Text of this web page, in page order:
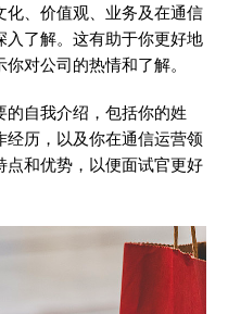
化、价值观、业务及在通信
入了解。这有助于你更好地
对公司的热情和了解。
自我介绍，包括你的姓
历，以及你在通信运营领
点和优势，以便面试官更好